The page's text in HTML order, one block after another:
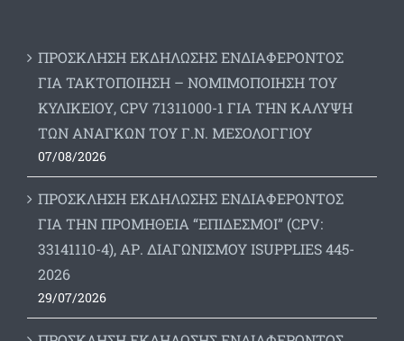
ΠΡΟΣΚΛΗΣΗ ΕΚΔΗΛΩΣΗΣ ΕΝΔΙΑΦΕΡΟΝΤΟΣ
ΓΙΑ ΤΑΚΤΟΠΟΙΗΣΗ – ΝΟΜΙΜΟΠΟΙΗΣΗ ΤΟΥ
ΚΥΛΙΚΕΙΟΥ, CPV 71311000-1 ΓΙΑ ΤΗΝ ΚΑΛΥΨΗ
ΤΩΝ ΑΝΑΓΚΩΝ ΤΟΥ Γ.Ν. ΜΕΣΟΛΟΓΓΙΟΥ
07/08/2026
ΠΡΟΣΚΛΗΣΗ ΕΚΔΗΛΩΣΗΣ ΕΝΔΙΑΦΕΡΟΝΤΟΣ
ΓΙΑ ΤΗΝ ΠΡΟΜΗΘΕΙΑ “ΕΠΙΔΕΣΜΟΙ” (CPV:
33141110-4), ΑΡ. ΔΙΑΓΩΝΙΣΜΟΥ ISUPPLIES 445-
2026
29/07/2026